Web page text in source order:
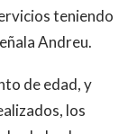
teniendo
Andreu.
de edad, y
los